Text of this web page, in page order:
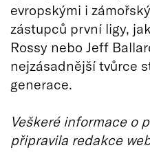
evropskými i
zástupců první ligy,
Rossy nebo Jeff
nejzásadnější tvůrce
generace.
Veškeré informace o
připravila redakce